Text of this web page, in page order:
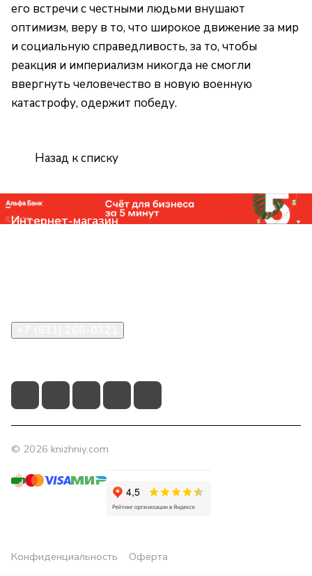
его встречи с честными людьми внушают
оптимизм, веру в то, что широкое движение за мир
и социальную справедливость, за то, чтобы
реакция и империализм никогда не смогли
ввергнуть человечество в новую военную
катастрофу, одержит победу.
Назад к списку
Интернет-магазин
© 2026 knizhniy.com
Конфиденциальность Оферта